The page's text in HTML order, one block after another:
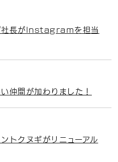
社長がInstagramを担当
仲間が加わりました！
トクヌギがリニューアル